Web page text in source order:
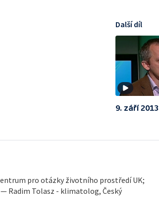
Další díl
9. září 2013
pro otázky životního prostředí UK;
Radim Tolasz - klimatolog, Český